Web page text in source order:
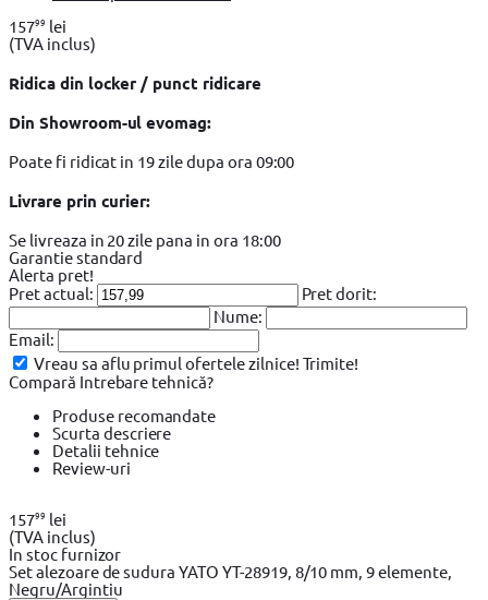
15799 lei
(TVA inclus)
Ridica din locker / punct ridicare
Din Showroom-ul evomag:
Poate fi ridicat in 19 zile dupa ora 09:00
Livrare prin curier:
Se livreaza in 20 zile pana in ora 18:00
Garantie standard
Alerta pret!
Pret actual:
Pret dorit:
Nume:
Email:
Vreau sa aflu primul ofertele zilnice! Trimite!
Compară Intrebare tehnică?
Produse recomandate
Scurta descriere
Detalii tehnice
Review-uri
15799 lei
(TVA inclus)
In stoc furnizor
Set alezoare de sudura YATO YT-28919, 8/10 mm, 9 elemente,
Negru/Argintiu